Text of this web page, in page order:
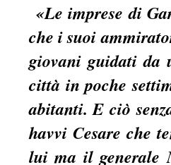
«Le imprese di
che i suoi
giovani guidati da
città in poche
abitanti. E ciò
havvi Cesare che
lui ma il generale